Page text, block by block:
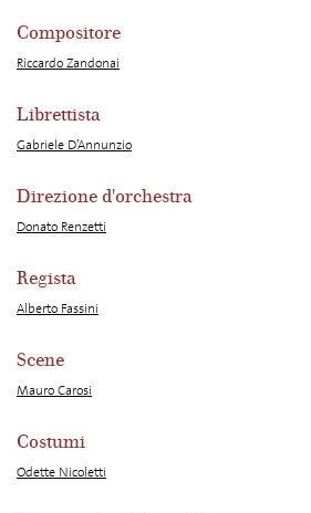
Compositore
Riccardo Zandonai
Librettista
Gabriele D’Annunzio
Direzione d'orchestra
Donato Renzetti
Regista
Alberto Fassini
Scene
Mauro Carosi
Costumi
Odette Nicoletti